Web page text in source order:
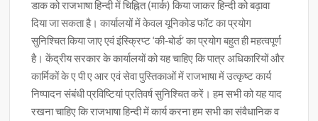
डाक को राजभाषा हिन्दी में चिह्नित (मार्क) किया जाकर हिन्दी को बढ़ावा
दिया जा सकता है। कार्यालयों में केवल यूनिकोड फॉट का प्रयोग
सुनिश्चित किया जाए एवं इंस्क्रिप्ट ‘की-बोर्ड’ का प्रयोग बहुत ही महत्वपूर्ण
है। केंद्रीय सरकार के कार्यालयों को यह चाहिए कि पात्र अधिकारियों और
कार्मिकों के ए पी ए आर एवं सेवा पुस्तिकाओं में राजभाषा में उत्कृष्ट कार्य
निष्पादन संबंधी प्रविष्टियां प्रतिवर्ष सुनिश्चित करें। हम सभी को यह याद
रखना चाहिए कि राजभाषा हिन्दी में कार्य करना हम सभी का संवैधानिक व